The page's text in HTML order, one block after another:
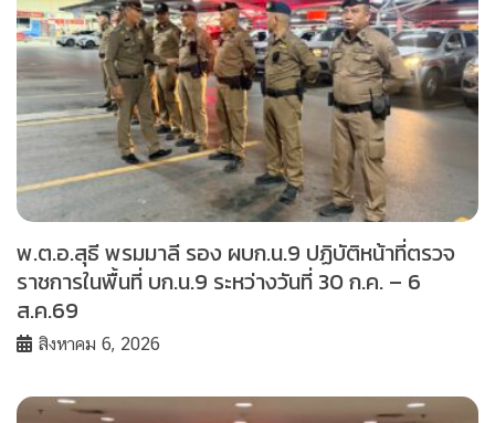
พ.ต.อ.สุธี พรมมาลี รอง ผบก.น.9 ปฏิบัติหน้าที่ตรวจ
ราชการในพื้นที่ บก.น.9 ระหว่างวันที่ 30 ก.ค. – 6
ส.ค.69
สิงหาคม 6, 2026